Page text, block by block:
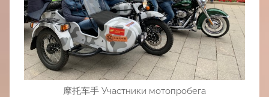
摩托车手 Участники мотопробега